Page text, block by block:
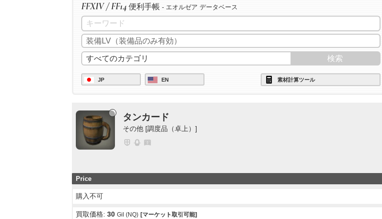
FFXIV / FF14 便利手帳 - エオルゼア データベース
JP EN 素材計算ツール
タンカード
その他 [調度品（卓上）]
Price
購入不可
買取価格:30 Gil (NQ) [マーケット取引可能]